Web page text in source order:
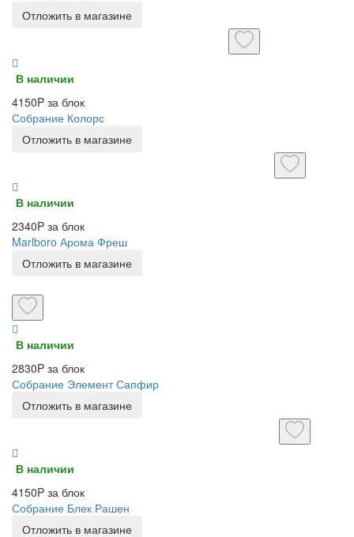
Отложить в магазине
В наличии
4150P за блок
Собрание Колорс
Отложить в магазине
В наличии
2340P за блок
Marlboro Арома Фреш
Отложить в магазине
В наличии
2830P за блок
Собрание Элемент Сапфир
Отложить в магазине
В наличии
4150P за блок
Собрание Блек Рашен
Отложить в магазине